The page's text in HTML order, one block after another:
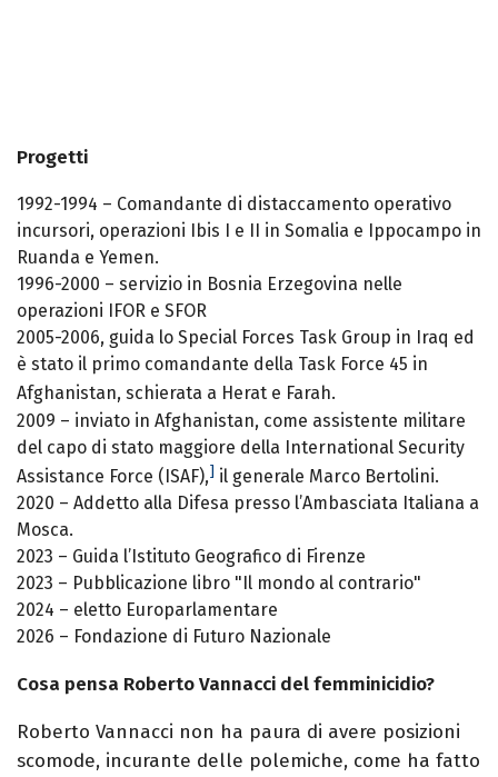
Progetti
1992-1994 – Comandante di distaccamento operativo
incursori, operazioni Ibis I e II in Somalia e Ippocampo in
Ruanda e Yemen.
1996-2000 – servizio in Bosnia Erzegovina nelle
operazioni IFOR e SFOR
2005-2006, guida lo Special Forces Task Group in Iraq ed
è stato il primo comandante della Task Force 45 in
Afghanistan, schierata a Herat e Farah.
2009 – inviato in Afghanistan, come assistente militare
del capo di stato maggiore della International Security
Assistance Force (ISAF),] il generale Marco Bertolini.
2020 – Addetto alla Difesa presso l’Ambasciata Italiana a
Mosca.
2023 – Guida l’Istituto Geografico di Firenze
2023 – Pubblicazione libro "Il mondo al contrario"
2024 – eletto Europarlamentare
2026 – Fondazione di Futuro Nazionale
Cosa pensa Roberto Vannacci del femminicidio?
Roberto Vannacci non ha paura di avere posizioni
scomode, incurante delle polemiche, come ha fatto